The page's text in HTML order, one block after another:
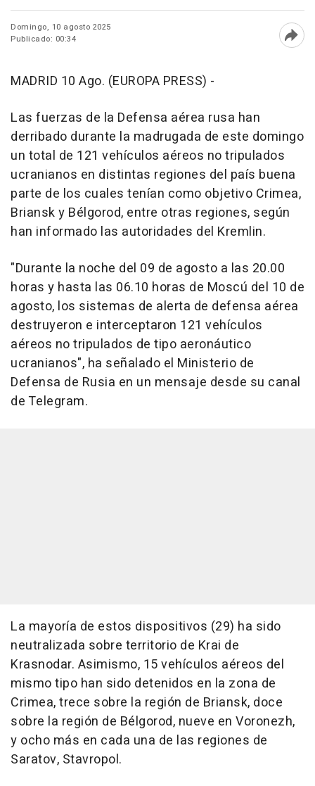
Domingo, 10 agosto 2025
Publicado: 00:34
MADRID 10 Ago. (EUROPA PRESS) -
Las fuerzas de la Defensa aérea rusa han
derribado durante la madrugada de este domingo
un total de 121 vehículos aéreos no tripulados
ucranianos en distintas regiones del país buena
parte de los cuales tenían como objetivo Crimea,
Briansk y Bélgorod, entre otras regiones, según
han informado las autoridades del Kremlin.
"Durante la noche del 09 de agosto a las 20.00
horas y hasta las 06.10 horas de Moscú del 10 de
agosto, los sistemas de alerta de defensa aérea
destruyeron e interceptaron 121 vehículos
aéreos no tripulados de tipo aeronáutico
ucranianos", ha señalado el Ministerio de
Defensa de Rusia en un mensaje desde su canal
de Telegram.
La mayoría de estos dispositivos (29) ha sido
neutralizada sobre territorio de Krai de
Krasnodar. Asimismo, 15 vehículos aéreos del
mismo tipo han sido detenidos en la zona de
Crimea, trece sobre la región de Briansk, doce
sobre la región de Bélgorod, nueve en Voronezh,
y ocho más en cada una de las regiones de
Saratov, Stavropol.